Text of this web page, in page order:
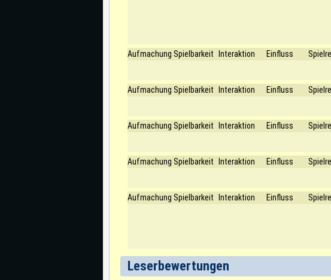
Aufmachung Spielbarkeit Interaktion Einfluss
Aufmachung Spielbarkeit Interaktion Einfluss
Aufmachung Spielbarkeit Interaktion Einfluss
Aufmachung Spielbarkeit Interaktion Einfluss
Aufmachung Spielbarkeit Interaktion Einfluss
Leserbewertungen